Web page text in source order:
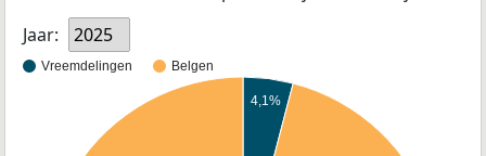
Jaar:
2025
Vreemdelingen Belgen
4,1%